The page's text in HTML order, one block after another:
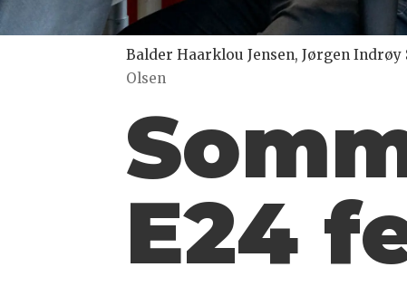
Balder Haarklou Jensen, Jørgen Indrøy
Olsen
E24